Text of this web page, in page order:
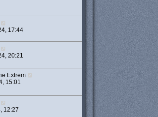
17:44
20:21
Extrem
15:01
12:27